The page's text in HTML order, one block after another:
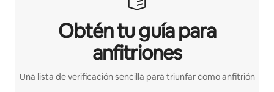
Obtén tu guía para
anfitriones
Una lista de verificación sencilla para triunfar como anfitrión